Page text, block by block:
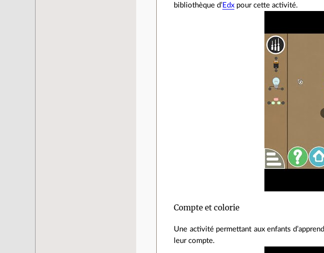
bibliothèque d’Edx pour cette activité.
Compte et colorie
Une activité permettant aux enfants
leur compte.